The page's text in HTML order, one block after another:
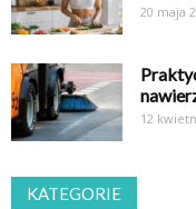
20 maja
12
KATEGORIE